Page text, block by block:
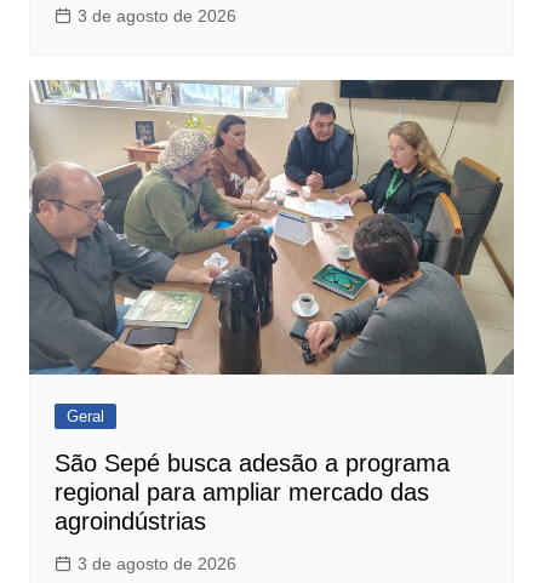
3 de agosto de 2026
Geral
São Sepé busca adesão a programa
regional para ampliar mercado das
agroindústrias
3 de agosto de 2026